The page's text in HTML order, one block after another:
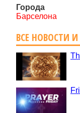
Города
Барселона
ВСЕ НОВОСТИ